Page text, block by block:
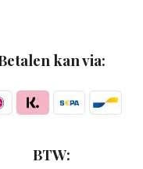
kan via:
BTW: